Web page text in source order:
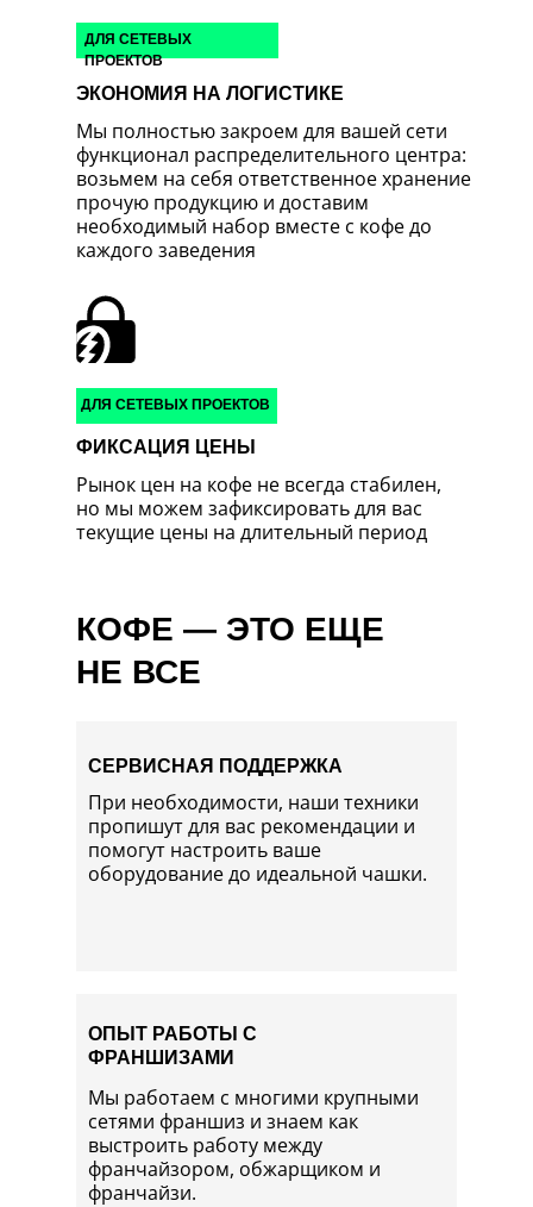
ЭКОНОМИЯ НА ЛОГИСТИКЕ
Мы полностью закроем для вашей сети
функционал распределительного центра:
возьмем на себя ответственное хранение
прочую продукцию и доставим
необходимый набор вместе с кофе до
каждого заведения
ФИКСАЦИЯ ЦЕНЫ
Рынок цен на кофе не всегда стабилен,
но мы можем зафиксировать для вас
текущие цены на длительный период
ДЛЯ СЕТЕВЫХ
ПРОЕКТОВ
ДЛЯ СЕТЕВЫХ ПРОЕКТОВ
КОФЕ — ЭТО ЕЩЕ
НЕ ВСЕ
СЕРВИСНАЯ ПОДДЕРЖКА
ОПЫТ РАБОТЫ С
ФРАНШИЗАМИ
При необходимости, наши техники
пропишут для вас рекомендации и
помогут настроить ваше
оборудование до идеальной чашки.
Мы работаем с многими крупными
сетями франшиз и знаем как
выстроить работу между
франчайзором, обжарщиком и
франчайзи.